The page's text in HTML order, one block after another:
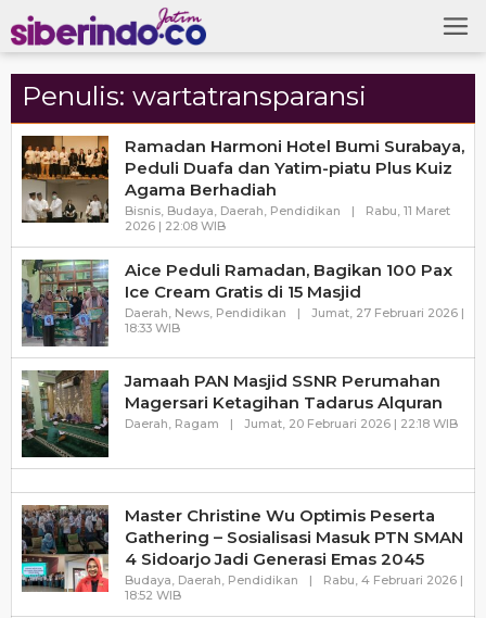
to
content
Penulis: wartatransparansi
Ramadan Harmoni Hotel Bumi Surabaya,
Peduli Duafa dan Yatim-piatu Plus Kuiz
Agama Berhadiah
Bisnis, Budaya, Daerah, Pendidikan |
Rabu, 11 Maret
2026 | 22:08 WIBOleh
Aice Peduli Ramadan, Bagikan 100 Pax
Ice Cream Gratis di 15 Masjid
Daerah, News, Pendidikan |
Jumat, 27 Februari 2026 |
18:33 WIBOleh
Jamaah PAN Masjid SSNR Perumahan
Magersari Ketagihan Tadarus Alquran
Daerah, Ragam | Jumat, 20 Februari 2026 | 22:18 WIBOleh
Master Christine Wu Optimis Peserta
Gathering – Sosialisasi Masuk PTN SMAN
4 Sidoarjo Jadi Generasi Emas 2045
Budaya, Daerah, Pendidikan |
Rabu, 4 Februari 2026 |
18:52 WIBOleh